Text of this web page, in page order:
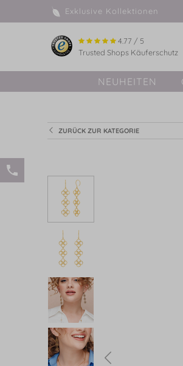
Exklusive Kollektionen
4.77 / 5
Trusted Shops Käuferschutz
NEUHEITEN
ZURÜCK ZUR KATEGORIE